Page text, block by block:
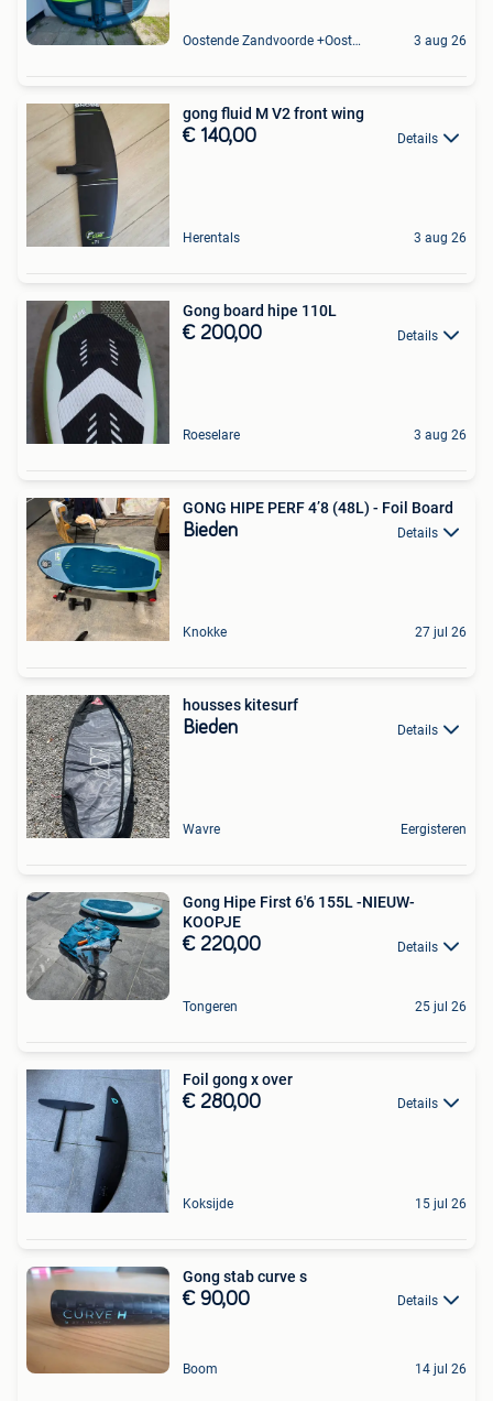
Oostende Zandvoorde +Oostende 3 aug 26
gong fluid M V2 front wing
€ 140,00 Details
Herentals 3 aug 26
Gong board hipe 110L
€ 200,00 Details
Roeselare 3 aug 26
GONG HIPE PERF 4’8 (48L) - Foil Board
Bieden Details
Knokke 27 jul 26
housses kitesurf
Bieden Details
Wavre Eergisteren
Gong Hipe First 6'6 155L -NIEUW-
KOOPJE
€ 220,00 Details
Tongeren 25 jul 26
Foil gong x over
€ 280,00 Details
Koksijde 15 jul 26
Gong stab curve s
€ 90,00 Details
Boom 14 jul 26